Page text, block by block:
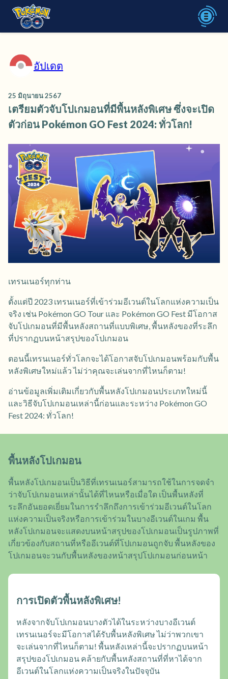
อัปเดต
25 มิถุนายน 2567
เตรียมตัวจับโปเกมอนที่มีพื้นหลังพิเศษ ซึ่งจะเปิด
ตัวก่อน Pokémon GO Fest 2024: ทั่วโลก!
เทรนเนอร์ทุกท่าน
ตั้งแต่ปี 2023 เทรนเนอร์ที่เข้าร่วมอีเวนต์ในโลกแห่งความเป็น
จริง เช่น Pokémon GO Tour และ Pokémon GO Fest มีโอกาส
จับโปเกมอนที่มีพื้นหลังสถานที่แบบพิเศษ, พื้นหลังของที่ระลึก
ที่ปรากฏบนหน้าสรุปของโปเกมอน
ตอนนี้เทรนเนอร์ทั่วโลกจะได้โอกาสจับโปเกมอนพร้อมกับพื้น
หลังพิเศษใหม่แล้ว ไม่ว่าคุณจะเล่นจากที่ไหนก็ตาม!
อ่านข้อมูลเพิ่มเติมเกี่ยวกับพื้นหลังโปเกมอนประเภทใหม่นี้
และวิธีจับโปเกมอนเหล่านี้ก่อนและระหว่าง Pokémon GO
Fest 2024: ทั่วโลก!
พื้นหลังโปเกมอน
พื้นหลังโปเกมอนเป็นวิธีที่เทรนเนอร์สามารถใช้ในการจดจำ
ว่าจับโปเกมอนเหล่านั้นได้ที่ไหนหรือเมื่อใด เป็นพื้นหลังที่
ระลึกอันยอดเยี่ยมในการรำลึกถึงการเข้าร่วมอีเวนต์ในโลก
แห่งความเป็นจริงหรือการเข้าร่วมในบางอีเวนต์ในเกม พื้น
หลังโปเกมอนจะแสดงบนหน้าสรุปของโปเกมอนเป็นรูปภาพที่
เกี่ยวข้องกับสถานที่หรืออีเวนต์ที่โปเกมอนถูกจับ พื้นหลังของ
โปเกมอนจะวนกับพื้นหลังของหน้าสรุปโปเกมอนก่อนหน้า
การเปิดตัวพื้นหลังพิเศษ!
หลังจากจับโปเกมอนบางตัวได้ในระหว่างบางอีเวนต์
เทรนเนอร์จะมีโอกาสได้รับพื้นหลังพิเศษ ไม่ว่าพวกเขา
จะเล่นจากที่ไหนก็ตาม! พื้นหลังเหล่านี้จะปรากฏบนหน้า
สรุปของโปเกมอน คล้ายกับพื้นหลังสถานที่ที่หาได้จาก
อีเวนต์ในโลกแห่งความเป็นจริงในปัจจุบัน